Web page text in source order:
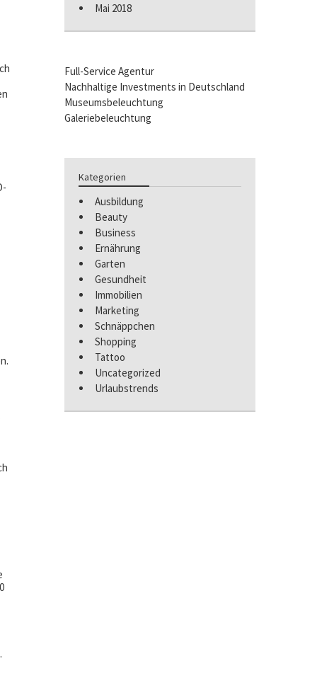
Mai 2018
Full-Service Agentur
Nachhaltige Investments in Deutschland
Museumsbeleuchtung
Galeriebeleuchtung
Kategorien
Ausbildung
Beauty
Business
Ernährung
Garten
Gesundheit
Immobilien
Marketing
Schnäppchen
Shopping
Tattoo
Uncategorized
Urlaubstrends